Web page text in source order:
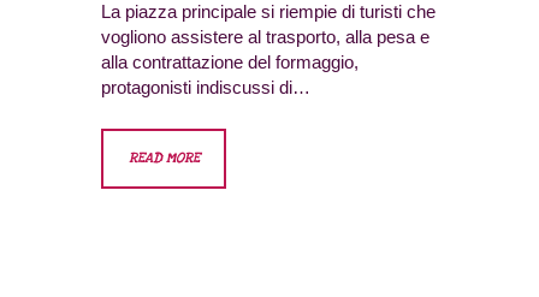
La piazza principale si riempie di turisti che
vogliono assistere al trasporto, alla pesa e
alla contrattazione del formaggio,
protagonisti indiscussi di…
READ MORE